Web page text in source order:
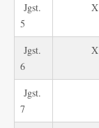
Jgst.
5
X
Jgst.
6
X
Jgst.
7